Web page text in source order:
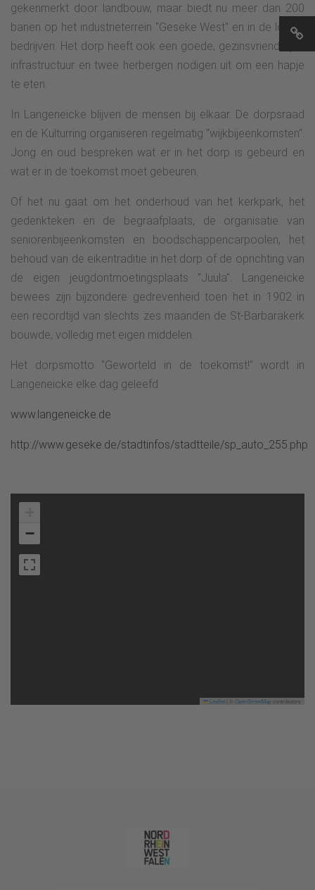
gekenmerkt door landbouw, maar biedt nu meer dan 200
banen op het industrieterrein "Geseke West" en in de lokale
bedrijven. Het dorp heeft ook een goede, gezinsvriendelijke
infrastructuur en twee herbergen nodigen uit om een hapje
te eten.
In Langeneicke blijven de mensen bij elkaar. De dorpsraad
en de Kulturring organiseren regelmatig "wijkbijeenkomsten".
Jong en oud bespreken wat er in het dorp is gebeurd en
wat er in de toekomst moet gebeuren.
Of het nu gaat om het onderhoud van het kerkpark, het
gedenkteken en de begraafplaats, de organisatie van
seniorenbijeenkomsten en boodschappencarpoolen, het
behoud van de eikentraditie in het dorp of de oprichting van
de eigen jeugdontmoetingsplaats "Juula". Langeneicke
bewees zijn bijzondere gedrevenheid toen het in 1902 in
een recordtijd van slechts zes maanden de St-Barbarakerk
bouwde, volledig met eigen middelen.
Het dorpsmotto "Geworteld in de toekomst!" wordt in
Langeneicke elke dag geleefd.
www.langeneicke.de
http://www.geseke.de/stadtinfos/stadtteile/sp_auto_255.php
−
Leaflet OpenStreetMapcontributors